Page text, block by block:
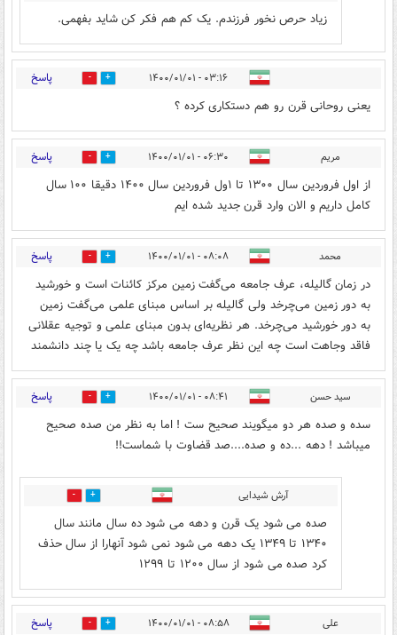
زیاد حرص نخور فرزندم. یک کم هم فکر کن شاید بفهمی.
۰۳:۱۶ - ۱۴۰۰/۰۱/۰۱ 4 پاسخ
یعنی روحانی قرن رو هم دستکاری کرده ؟
مریم ۰۶:۳۰ - ۱۴۰۰/۰۱/۰۱ 9 پاسخ
از اول فروردین سال ۱۳۰۰ تا ۱ول فروردین سال ۱۴۰۰ دقیقا ۱۰۰ سال
کامل داریم و الان وارد قرن جدید شده ایم
محمد ۰۸:۰۸ - ۱۴۰۰/۰۱/۰۱ 4 پاسخ
در زمان گالیله، عرف جامعه می‌گفت زمین مرکز کائنات است و خورشید
به دور زمین می‌چرخد ولی گالیله بر اساس مبنای علمی می‌گفت زمین
به دور خورشید می‌چرخد. هر نظریه‌ای بدون مبنای علمی و توجیه عقلانی
فاقد وجاهت است چه این نظر عرف جامعه باشد چه یک یا چند دانشمند
سید حسن ۰۸:۴۱ - ۱۴۰۰/۰۱/۰۱ 1 پاسخ
سده و صده هر دو میگویند صحیح ست ! اما به نظر من صده صحیح
میباشد ! دهه ...ده و صده....صد قضاوت با شماست!!
آرش شیدایی 0
صده می شود یک قرن و دهه می شود ده سال مانند سال
۱۳۴۰ تا ۱۳۴۹ یک دهه می شود نمی شود آنهارا از سال حذف
کرد صده می شود از سال ۱۲۰۰ تا ۱۲۹۹
علی ۰۸:۵۸ - ۱۴۰۰/۰۱/۰۱ 0 پاسخ